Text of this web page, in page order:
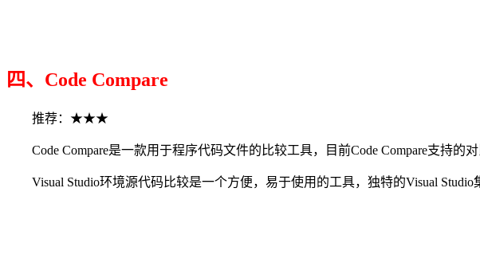
四、Code Compare
推荐：★★★
Code Compare是一款用于程序代码文件的比较工具，目前Code Compare支持的对
Visual Studio环境源代码比较是一个方便，易于使用的工具，独特的Visual Studio